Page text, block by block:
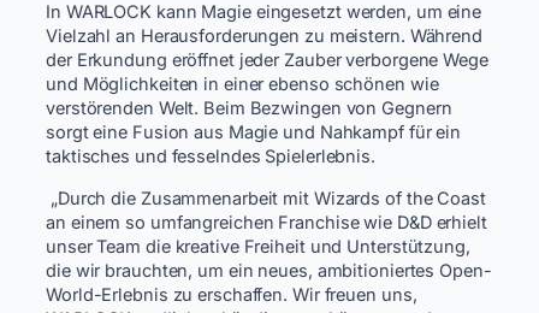
In WARLOCK kann Magie eingesetzt werden, um eine
Vielzahl an Herausforderungen zu meistern. Während
der Erkundung eröffnet jeder Zauber verborgene Wege
und Möglichkeiten in einer ebenso schönen wie
verstörenden Welt. Beim Bezwingen von Gegnern
sorgt eine Fusion aus Magie und Nahkampf für ein
taktisches und fesselndes Spielerlebnis.
„Durch die Zusammenarbeit mit Wizards of the Coast
an einem so umfangreichen Franchise wie D&D erhielt
unser Team die kreative Freiheit und Unterstützung,
die wir brauchten, um ein neues, ambitioniertes Open-
World-Erlebnis zu erschaffen. Wir freuen uns,